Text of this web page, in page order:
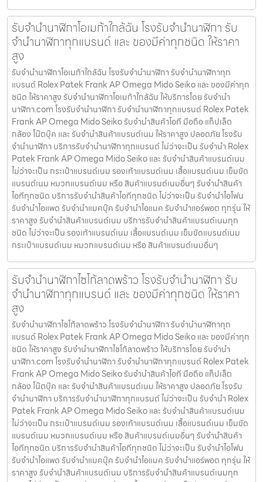
รับจำนำนาฬิกาโอเมก้าใกล้ฉัน โรงรับจำนำนาฬิกา รับ
จำนำนาฬิกาทุกแบรนด์ และ ของมีค่าทุกชนิด ให้ราคา
สูง
รับจำนำนาฬิกาโอเมก้าใกล้ฉัน โรงรับจำนำนาฬิกา รับจำนำนาฬิกาทุก
แบรนด์ Rolex Patek Frank AP Omega Mido Seiko และ ของมีค่าทุก
ชนิด ให้ราคาสูง รับจำนำนาฬิกาโอเมก้าใกล้ฉัน ให้บริการโดย รับจํานํา
นาฬิกา.com โรงรับจำนำนาฬิกา รับจำนำนาฬิกาทุกแบรนด์ Rolex Patek
Frank AP Omega Mido Seiko รับจำนำสินค้าไอที มือถือ แท็ปเล็ต
กล้อง โน๊ตบุ๊ค และ รับจำนำสินค้าแบรนด์เนม ให้ราคาสูง ปลอดภัย โรงรับ
จำนำนาฬิกา บริการรับจำนำนาฬิกาทุกแบรนด์ ไม่ว่าจะเป็น รับจำนำ Rolex
Patek Frank AP Omega Mido Seiko และ รับจำนำสินค้าแบรนด์เนม
ไม่ว่าจะเป็น กระเป๋าแบรนด์เนม รองเท้าแบรนด์เนม เสื้อแบรนด์เนม เข็มขัด
แบรนด์เนม หมวกแบรนด์เนม หรือ สินค้าแบรนด์เนมอื่นๆ รับจำนำสินค้า
ไอทีทุกชนิด บริการรับจำนำสินค้าไอทีทุกชนิด ไม่ว่าจะเป็น รับจำนำไอโฟน
รับจำนำไอแพด รับจำนำแมคบุ๊ค รับจำนำไอแมค รับจำนำแอร์พอต ทุกรุ่น ให้
ราคาสูง รับจำนำสินค้าแบรนด์เนม บริการรับจำนำสินค้าแบรนด์เนมทุก
ชนิด ไม่ว่าจะเป็น รองเท้าแบรนด์เนม เสื้อแบรนด์เนม เข็มขัดแบรนด์เนม
กระเป๋าแบรนด์เนม หมวกแบรนด์เนม หรือ สินค้าแบรนด์เนมอื่นๆ
รับจำนำนาฬิกาไซโก้ลาดพร้าว โรงรับจำนำนาฬิกา รับ
จำนำนาฬิกาทุกแบรนด์ และ ของมีค่าทุกชนิด ให้ราคา
สูง
รับจำนำนาฬิกาไซโก้ลาดพร้าว โรงรับจำนำนาฬิกา รับจำนำนาฬิกาทุก
แบรนด์ Rolex Patek Frank AP Omega Mido Seiko และ ของมีค่าทุก
ชนิด ให้ราคาสูง รับจำนำนาฬิกาไซโก้ลาดพร้าว ให้บริการโดย รับจํานํา
นาฬิกา.com โรงรับจำนำนาฬิกา รับจำนำนาฬิกาทุกแบรนด์ Rolex Patek
Frank AP Omega Mido Seiko รับจำนำสินค้าไอที มือถือ แท็ปเล็ต
กล้อง โน๊ตบุ๊ค และ รับจำนำสินค้าแบรนด์เนม ให้ราคาสูง ปลอดภัย โรงรับ
จำนำนาฬิกา บริการรับจำนำนาฬิกาทุกแบรนด์ ไม่ว่าจะเป็น รับจำนำ Rolex
Patek Frank AP Omega Mido Seiko และ รับจำนำสินค้าแบรนด์เนม
ไม่ว่าจะเป็น กระเป๋าแบรนด์เนม รองเท้าแบรนด์เนม เสื้อแบรนด์เนม เข็มขัด
แบรนด์เนม หมวกแบรนด์เนม หรือ สินค้าแบรนด์เนมอื่นๆ รับจำนำสินค้า
ไอทีทุกชนิด บริการรับจำนำสินค้าไอทีทุกชนิด ไม่ว่าจะเป็น รับจำนำไอโฟน
รับจำนำไอแพด รับจำนำแมคบุ๊ค รับจำนำไอแมค รับจำนำแอร์พอต ทุกรุ่น ให้
ราคาสูง รับจำนำสินค้าแบรนด์เนม บริการรับจำนำสินค้าแบรนด์เนมทุก